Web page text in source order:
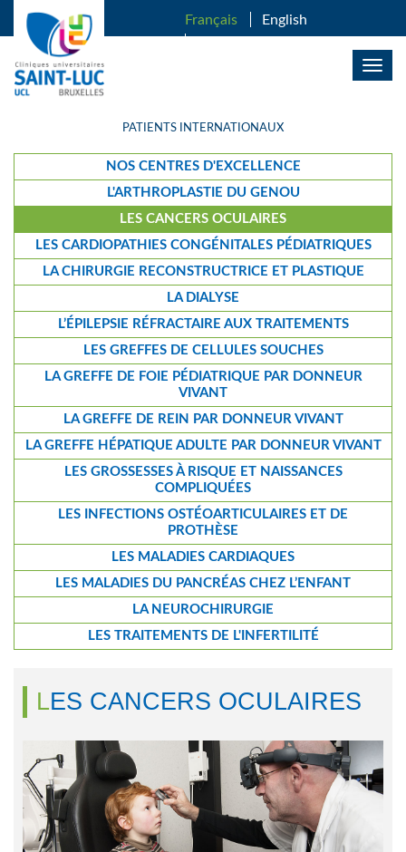
Français
English
PATIENTS INTERNATIONAUX
NOS CENTRES D'EXCELLENCE
L'ARTHROPLASTIE DU GENOU
LES CANCERS OCULAIRES
LES CARDIOPATHIES CONGÉNITALES PÉDIATRIQUES
LA CHIRURGIE RECONSTRUCTRICE ET PLASTIQUE
LA DIALYSE
L’ÉPILEPSIE RÉFRACTAIRE AUX TRAITEMENTS
LES GREFFES DE CELLULES SOUCHES
LA GREFFE DE FOIE PÉDIATRIQUE PAR DONNEUR
VIVANT
LA GREFFE DE REIN PAR DONNEUR VIVANT
LA GREFFE HÉPATIQUE ADULTE PAR DONNEUR VIVANT
LES GROSSESSES À RISQUE ET NAISSANCES
COMPLIQUÉES
LES INFECTIONS OSTÉOARTICULAIRES ET DE
PROTHÈSE
LES MALADIES CARDIAQUES
LES MALADIES DU PANCRÉAS CHEZ L’ENFANT
LA NEUROCHIRURGIE
LES TRAITEMENTS DE L'INFERTILITÉ
LES CANCERS OCULAIRES